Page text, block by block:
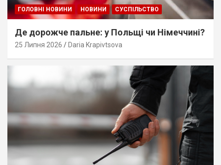
ГОЛОВНІ НОВИНИ НОВИНИ СУСПІЛЬСТВО
Де дорожче пальне: у Польщі чи Німеччині?
25 Липня 2026 Daria Krapivtsova